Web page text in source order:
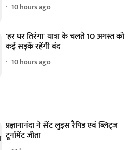
10 hours ago
'हर घर तिरंगा' यात्रा के चलते 10 अगस्त को
कई सड़कें रहेंगी बंद
10 hours ago
प्रज्ञानानंदा ने सेंट लुइस रैपिड एवं ब्लिट्ज
टूर्नामेंट जीता